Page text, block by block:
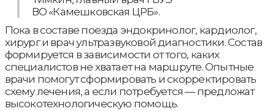
ВО «Камешковская ЦРБ».
Пока в составе поезда эндокринолог, кардиолог,
хирург и врач ультразвуковой диагностики. Состав
формируется в зависимости от того, каких
специалистов не хватает на маршруте. Опытные
врачи помогут сформировать и скорректировать
схему лечения, а если потребуется — предложат
высокотехнологическую помощь.